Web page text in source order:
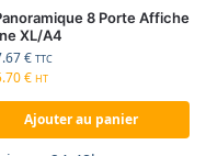
8 Porte Affiche
XL/A4
€ TTC
€ HT
Ajouter au panier